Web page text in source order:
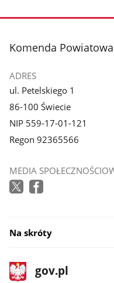
stopka
Komenda
ADRES
ul. Petelskiego 1
86-100 Świecie
NIP 559-17-01-121
Regon 92365566
MEDIA
Na skróty
stopka
gov.pl
Strona
gov.pl